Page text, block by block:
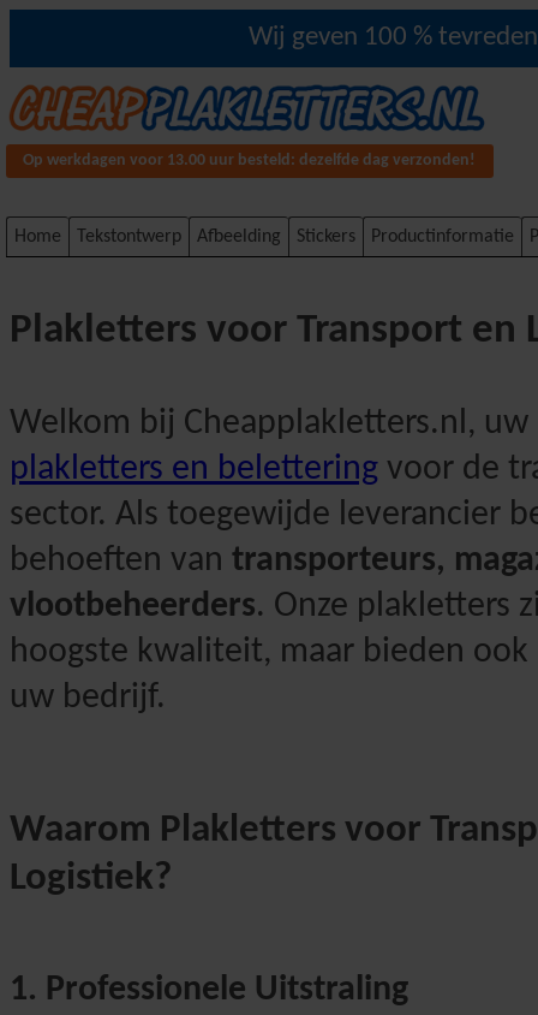
Wij geven 100 %
Op werkdagen voor 13.00 uur besteld: dezelfde dag verzonden!
Home Tekstontwerp Afbeelding Stickers Productinformatie
Plakletters voor Transport en
Welkom bij Cheapplakletters.nl,
plakletters en belettering voor de
sector. Als toegewijde leverancier
behoeften van transporteurs,
vlootbeheerders. Onze plakletters
hoogste kwaliteit, maar bieden
uw bedrijf.
Waarom Plakletters voor
Logistiek?
1. Professionele Uitstraling